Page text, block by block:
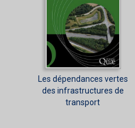
Les dépendances vertes
des infrastructures de
transport